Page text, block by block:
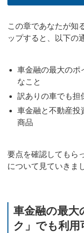
この章であなたが知
ップすると、以下の
車金融の最大のポ
なこと
訳ありの車でも担
車金融と不動産投
商品
要点を確認してもら
について見ていきま
車金融の最大
ク」でも利用